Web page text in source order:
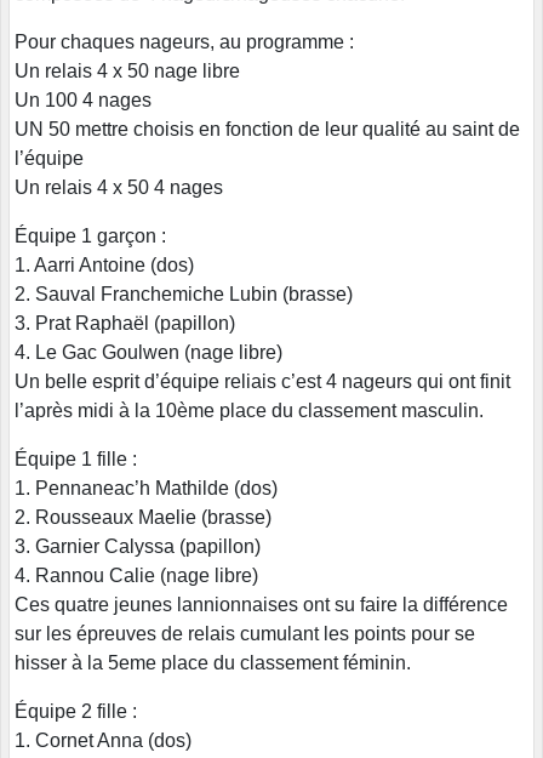
Pour chaques nageurs, au programme :
Un relais 4 x 50 nage libre
Un 100 4 nages
UN 50 mettre choisis en fonction de leur qualité au saint de
l’équipe
Un relais 4 x 50 4 nages
Équipe 1 garçon :
1. Aarri Antoine (dos)
2. Sauval Franchemiche Lubin (brasse)
3. Prat Raphaël (papillon)
4. Le Gac Goulwen (nage libre)
Un belle esprit d’équipe reliais c’est 4 nageurs qui ont finit
l’après midi à la 10ème place du classement masculin.
Équipe 1 fille :
1. Pennaneac’h Mathilde (dos)
2. Rousseaux Maelie (brasse)
3. Garnier Calyssa (papillon)
4. Rannou Calie (nage libre)
Ces quatre jeunes lannionnaises ont su faire la différence
sur les épreuves de relais cumulant les points pour se
hisser à la 5eme place du classement féminin.
Équipe 2 fille :
1. Cornet Anna (dos)